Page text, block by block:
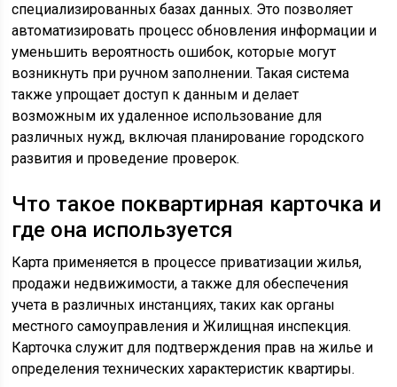
специализированных базах данных. Это позволяет
автоматизировать процесс обновления информации и
уменьшить вероятность ошибок, которые могут
возникнуть при ручном заполнении. Такая система
также упрощает доступ к данным и делает
возможным их удаленное использование для
различных нужд, включая планирование городского
развития и проведение проверок.
Что такое поквартирная карточка и
где она используется
Карта применяется в процессе приватизации жилья,
продажи недвижимости, а также для обеспечения
учета в различных инстанциях, таких как органы
местного самоуправления и Жилищная инспекция.
Карточка служит для подтверждения прав на жилье и
определения технических характеристик квартиры.